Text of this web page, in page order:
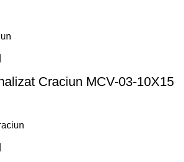
Craciun MCV-03-10X15